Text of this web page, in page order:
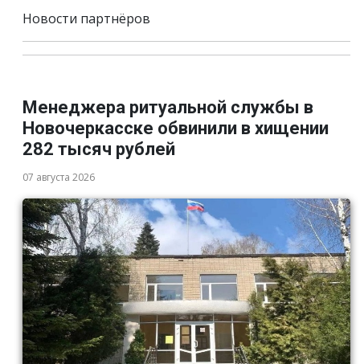
Новости партнёров
Менеджера ритуальной службы в
Новочеркасске обвинили в хищении
282 тысяч рублей
07 августа 2026